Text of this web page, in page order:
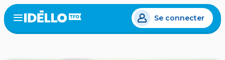
Aller
au
contenu
Open
menu
Se connecter